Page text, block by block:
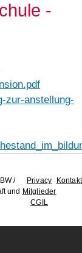
-
zur-anstellung-
/
und
Privacy
Mitglieder
CGIL
Kontakt